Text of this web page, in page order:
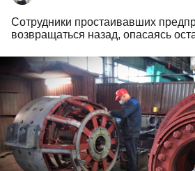
Сотрудники простаивавших
возвращаться назад, опасаясь